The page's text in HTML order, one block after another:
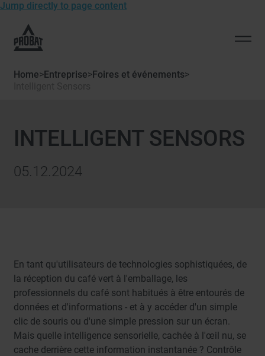
Jump directly to page content
homepage
Probat
Home>Entreprise>Foires et événements>
INTELLIGENT SENSORS
05.12.2024
En tant qu'utilisateurs de technologies sophistiquées, de
la réception du café vert à l'emballage, les
professionnels du café sont habitués à être entourés de
données et d'informations - et à y accéder d'un simple
clic de souris ou d'une simple pression sur un écran.
Mais quelle intelligence sensorielle, cachée à l'œil nu, se
cache derrière cette information instantanée ? Contrôle